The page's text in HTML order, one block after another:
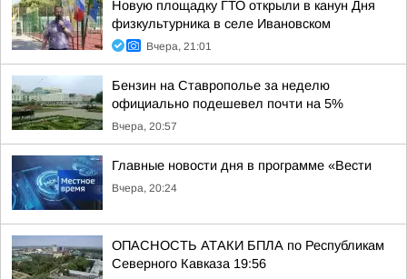
Новую площадку ГТО открыли в канун Дня
физкультурника в селе Ивановском
Вчера, 21:01
Бензин на Ставрополье за неделю
официально подешевел почти на 5%
Вчера, 20:57
Главные новости дня в программе «Вести
Вчера, 20:24
ОПАСНОСТЬ АТАКИ БПЛА по Республикам
Северного Кавказа 19:56